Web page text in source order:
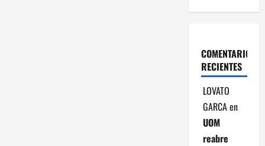
COMENTARIOS
RECIENTES
LOVATO
GARCAen
UOM
reabre